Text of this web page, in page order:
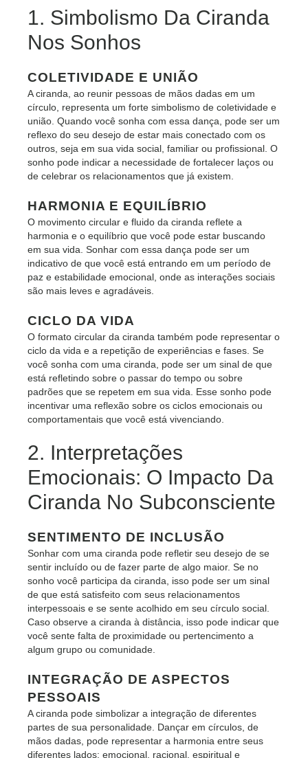
1. Simbolismo Da Ciranda
Nos Sonhos
COLETIVIDADE E UNIÃO
A ciranda, ao reunir pessoas de mãos dadas em um
círculo, representa um forte simbolismo de coletividade e
união. Quando você sonha com essa dança, pode ser um
reflexo do seu desejo de estar mais conectado com os
outros, seja em sua vida social, familiar ou profissional. O
sonho pode indicar a necessidade de fortalecer laços ou
de celebrar os relacionamentos que já existem.
HARMONIA E EQUILÍBRIO
O movimento circular e fluido da ciranda reflete a
harmonia e o equilíbrio que você pode estar buscando
em sua vida. Sonhar com essa dança pode ser um
indicativo de que você está entrando em um período de
paz e estabilidade emocional, onde as interações sociais
são mais leves e agradáveis.
CICLO DA VIDA
O formato circular da ciranda também pode representar o
ciclo da vida e a repetição de experiências e fases. Se
você sonha com uma ciranda, pode ser um sinal de que
está refletindo sobre o passar do tempo ou sobre
padrões que se repetem em sua vida. Esse sonho pode
incentivar uma reflexão sobre os ciclos emocionais ou
comportamentais que você está vivenciando.
2. Interpretações
Emocionais: O Impacto Da
Ciranda No Subconsciente
SENTIMENTO DE INCLUSÃO
Sonhar com uma ciranda pode refletir seu desejo de se
sentir incluído ou de fazer parte de algo maior. Se no
sonho você participa da ciranda, isso pode ser um sinal
de que está satisfeito com seus relacionamentos
interpessoais e se sente acolhido em seu círculo social.
Caso observe a ciranda à distância, isso pode indicar que
você sente falta de proximidade ou pertencimento a
algum grupo ou comunidade.
INTEGRAÇÃO DE ASPECTOS
PESSOAIS
A ciranda pode simbolizar a integração de diferentes
partes de sua personalidade. Dançar em círculos, de
mãos dadas, pode representar a harmonia entre seus
diferentes lados: emocional, racional, espiritual e